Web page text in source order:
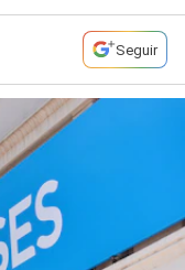
Seguir